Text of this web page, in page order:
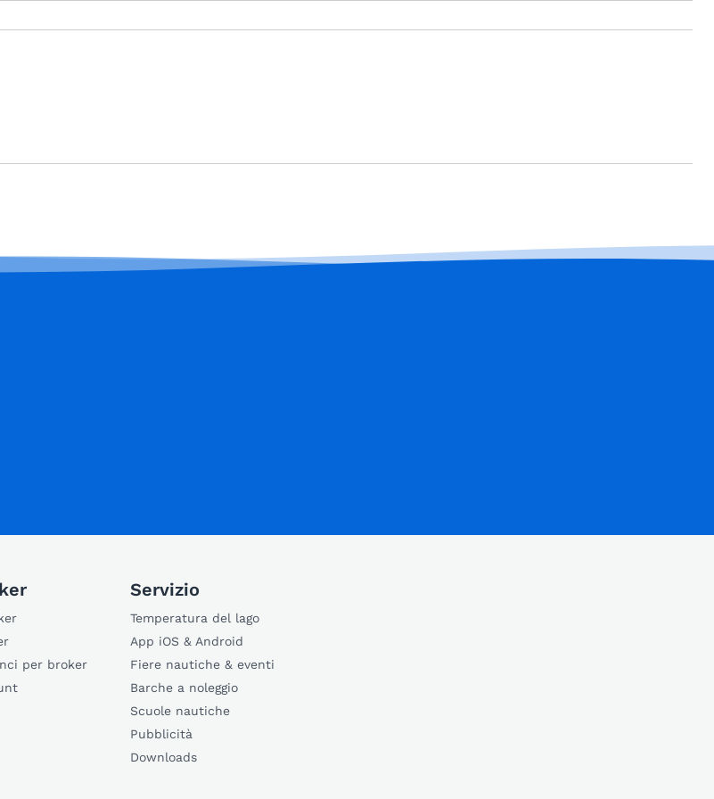
per broker
Servizio
Temperatura del lago
App iOS & Android
Fiere nautiche & eventi
Barche a noleggio
Scuole nautiche
Pubblicità
Downloads